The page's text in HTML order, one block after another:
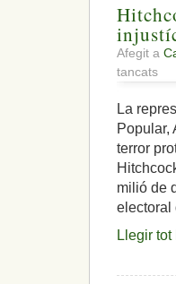
48%
‘si’
volen
front
al
‘no’
,i,
Afegit a
tancats
de
zero,
La
Popular,
terror
milió de
electoral
Llegir